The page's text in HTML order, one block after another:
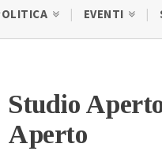
EVENTI
Studio
Aperto